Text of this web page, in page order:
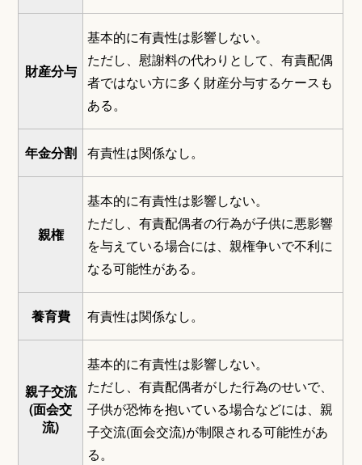
財産分与
基本的に有責性は影響しない。
ただし、慰謝料の代わりとして、有責配偶
者ではない方に多く財産分与するケースも
ある。
年金分割 有責性は関係なし。
親権
基本的に有責性は影響しない。
ただし、有責配偶者の行為が子供に悪影響
を与えている場合には、親権争いで不利に
なる可能性がある。
養育費 有責性は関係なし。
親子交流
(面会交
流)
基本的に有責性は影響しない。
ただし、有責配偶者がした行為のせいで、
子供が恐怖を抱いている場合などには、親
子交流(面会交流)が制限される可能性があ
る。